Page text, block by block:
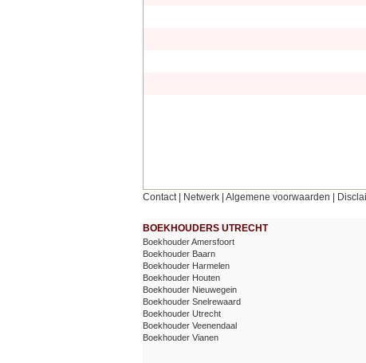
Contact| Netwerk| Algemene voorwaarden
BOEKHOUDERS UTRECHT
Boekhouder Amersfoort
Boekhouder Baarn
Boekhouder Harmelen
Boekhouder Houten
Boekhouder Nieuwegein
Boekhouder Snelrewaard
Boekhouder Utrecht
Boekhouder Veenendaal
Boekhouder Vianen